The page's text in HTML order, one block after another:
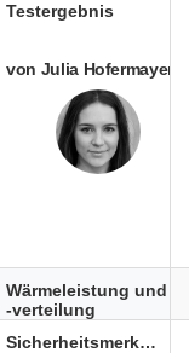
Testergebnis
von Julia Hofermayer
Wärmeleistung und
-verteilung
Sicherheitsmerkmale